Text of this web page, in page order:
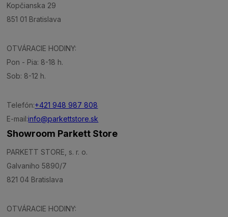
Kopčianska 29
851 01 Bratislava
OTVÁRACIE HODINY:
Pon - Pia: 8-18 h.
Sob: 8-12 h.
Telefón:+421 948 987 808
E-mail:info@parkettstore.sk
Showroom Parkett Store
PARKETT STORE, s. r. o.
Galvaniho 5890/7
821 04 Bratislava
OTVÁRACIE HODINY: